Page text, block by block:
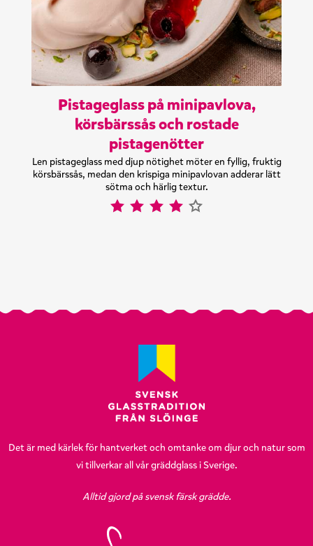
Pistageglass på minipavlova,
körsbärssås och rostade
pistagenötter
Len pistageglass med djup nötighet möter en fyllig, fruktig
körsbärssås, medan den krispiga minipavlovan adderar lätt
sötma och härlig textur.
Det är med kärlek för hantverket och omtanke om djur och natur som
vi tillverkar all vår gräddglass i Sverige.
Alltid gjord på svensk färsk grädde.